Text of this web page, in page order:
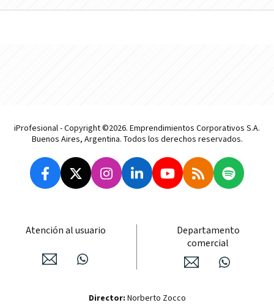
iProfesional - Copyright ©2026. Emprendimientos Corporativos S.A.
Buenos Aires, Argentina. Todos los derechos reservados.
Atención al usuario
Departamento
comercial
Director: Norberto Zocco